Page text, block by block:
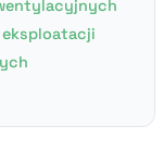
eksploatacji